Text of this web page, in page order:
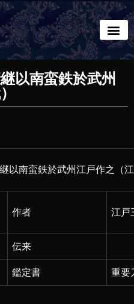
以南蛮鉄於武州
以南蛮鉄於武州江戸作之（
作者 江戸
伝来
鑑定書 重要